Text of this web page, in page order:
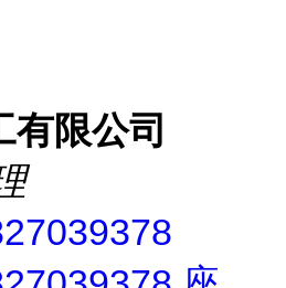
有限公司